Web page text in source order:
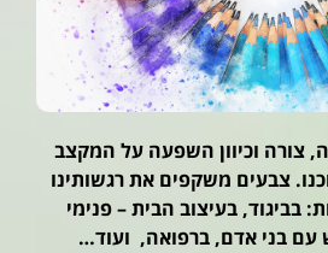
צורה וכיוון השפעה על המקצב
צבעים משקפים את רגשותינו
בביגוד, בעיצוב הבית – פנימי
עם בני אדם, ברפואה, ועוד…